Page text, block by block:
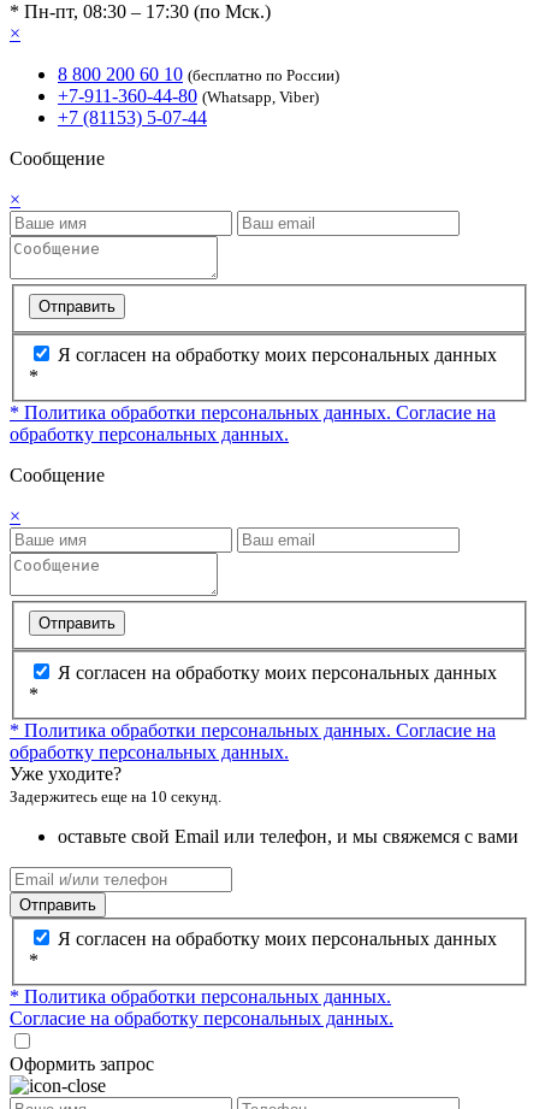
* Пн-пт, 08:30 – 17:30 (по Мск.)
×
8 800 200 60 10 (бесплатно по России)
+7-911-360-44-80 (Whatsapp, Viber)
+7 (81153) 5-07-44
Сообщение
×
Отправить
Я согласен на обработку моих персональных данных
*
* Политика обработки персональных данных. Согласие на
обработку персональных данных.
Сообщение
×
Отправить
Я согласен на обработку моих персональных данных
*
* Политика обработки персональных данных. Согласие на
обработку персональных данных.
Уже уходите?
Задержитесь еще на 10 секунд.
оставьте свой Email или телефон, и мы свяжемся с вами
Отправить
Я согласен на обработку моих персональных данных
*
* Политика обработки персональных данных.
Согласие на обработку персональных данных.
Оформить запрос